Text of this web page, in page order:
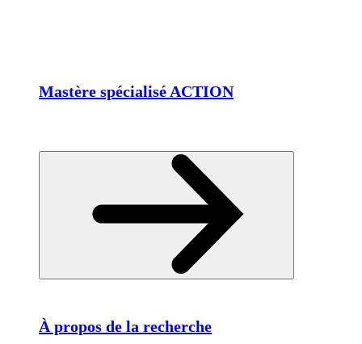
Mastère spécialisé ACTION
À propos de la recherche